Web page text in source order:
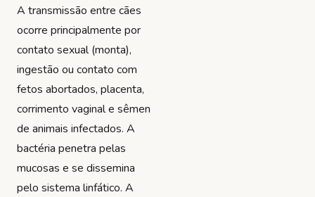
A transmissão entre cães
ocorre principalmente por
contato sexual (monta),
ingestão ou contato com
fetos abortados, placenta,
corrimento vaginal e sêmen
de animais infectados. A
bactéria penetra pelas
mucosas e se dissemina
pelo sistema linfático. A